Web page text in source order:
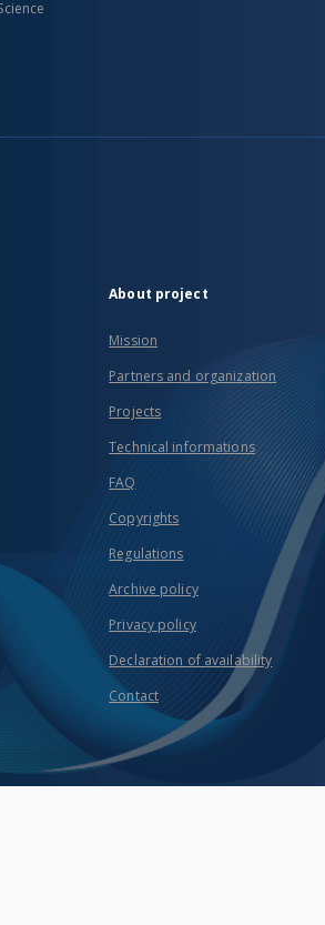
About project
Mission
Partners and organization
Projects
Technical informations
FAQ
Copyrights
Regulations
Archive policy
Privacy policy
Declaration of availability
Contact